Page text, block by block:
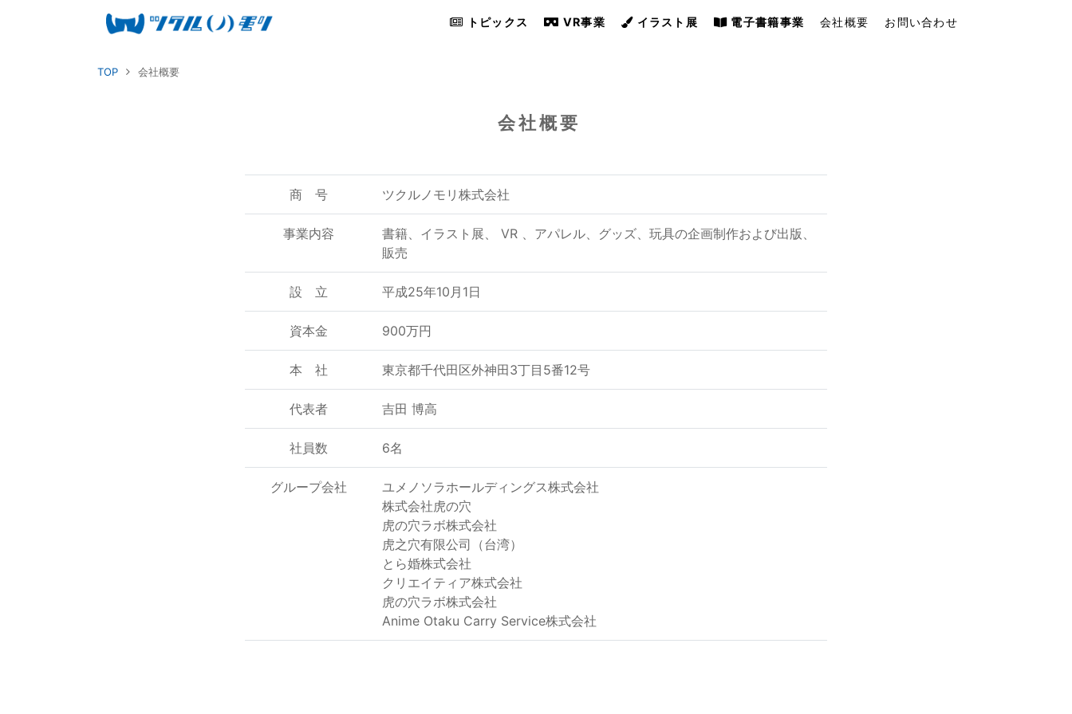
トピックス VR事業 イラスト展 電子書籍事業 会社概要 お問い合わせ
TOP 会社概要
会社概要
商 号 ツクルノモリ株式会社
事業内容
書籍、イラスト展、 VR 、アパレル、グッズ、玩具の企画制作および出版、
販売
設 立 平成25年10月1日
資本金 900万円
本 社 東京都千代田区外神田3丁目5番12号
代表者 吉田 博高
社員数 6名
グループ会社
ユメノソラホールディングス株式会社
株式会社虎の穴
虎の穴ラボ株式会社
虎之穴有限公司（台湾）
とら婚株式会社
クリエイティア株式会社
虎の穴ラボ株式会社
Anime Otaku Carry Service株式会社